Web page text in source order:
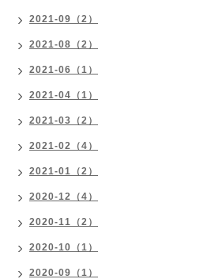
2021-09（2）
2021-08（2）
2021-06（1）
2021-04（1）
2021-03（2）
2021-02（4）
2021-01（2）
2020-12（4）
2020-11（2）
2020-10（1）
2020-09（1）